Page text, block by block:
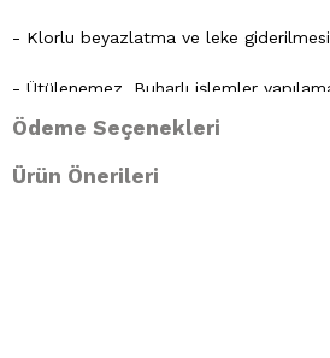
- Klorlu beyazlatma ve leke giderilmesi
- Ütülenemez. Buharlı işlemler
- Kuru temizleme işlemine izin
- Lekelerin çözücülerle giderilmesine
Ödeme Seçenekleri
Ürün Önerileri